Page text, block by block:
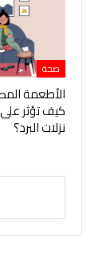
صحة
الأطعمة
كيف تؤثر
نزلات البرد؟